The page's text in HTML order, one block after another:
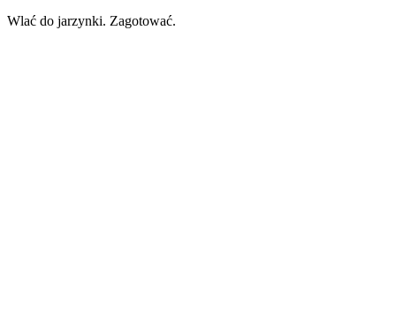
Wlać do jarzynki. Zagotować.